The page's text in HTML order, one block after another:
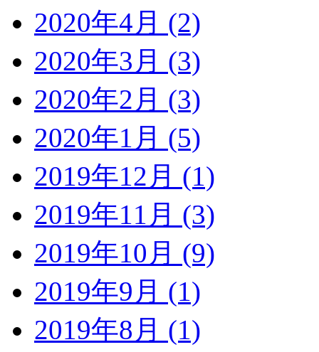
2020年4月 (2)
2020年3月 (3)
2020年2月 (3)
2020年1月 (5)
2019年12月 (1)
2019年11月 (3)
2019年10月 (9)
2019年9月 (1)
2019年8月 (1)